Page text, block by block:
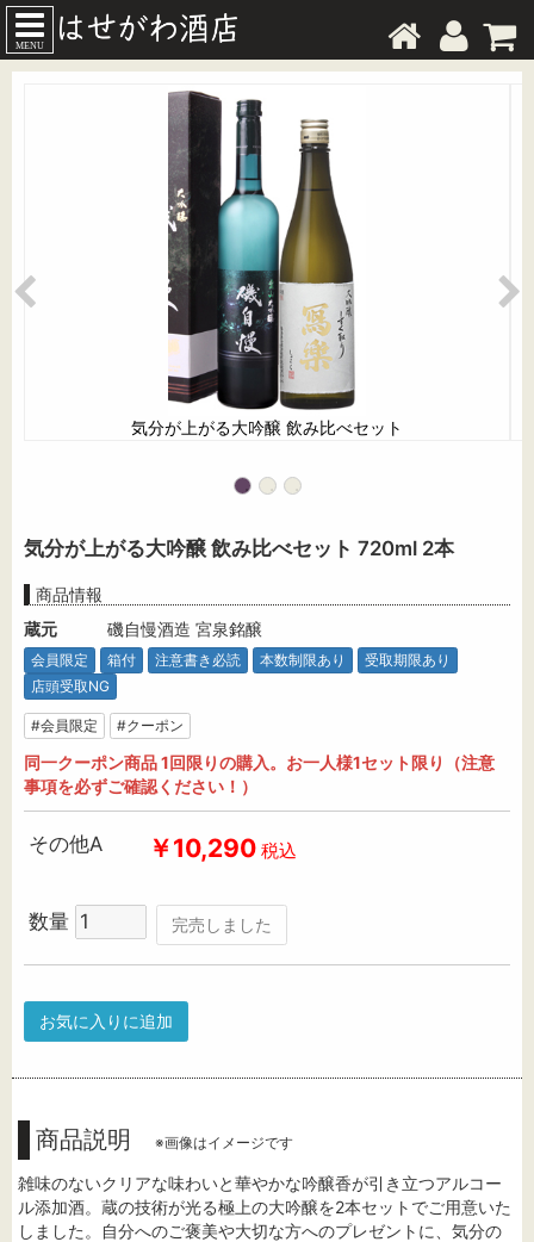
MENU
気分が上がる大吟醸 飲み比べセット
気分が上がる大吟醸 飲み比べセット 720ml 2本
商品情報
蔵元
磯自慢酒造 宮泉銘醸
会員限定 箱付 注意書き必読 本数制限あり
受取期限あり
店頭受取NG
#会員限定 #クーポン
同一クーポン商品 1回限りの購入。お一人様1セット限り（注意
事項を必ずご確認ください！）
その他A ￥10,290 税込
数量 完売しました
お気に入りに追加
商品説明 ※画像はイメージです
雑味のないクリアな味わいと華やかな吟醸香が引き立つアルコー
ル添加酒。蔵の技術が光る極上の大吟醸を2本セットでご用意いた
しました。自分へのご褒美や大切な方へのプレゼントに、気分の